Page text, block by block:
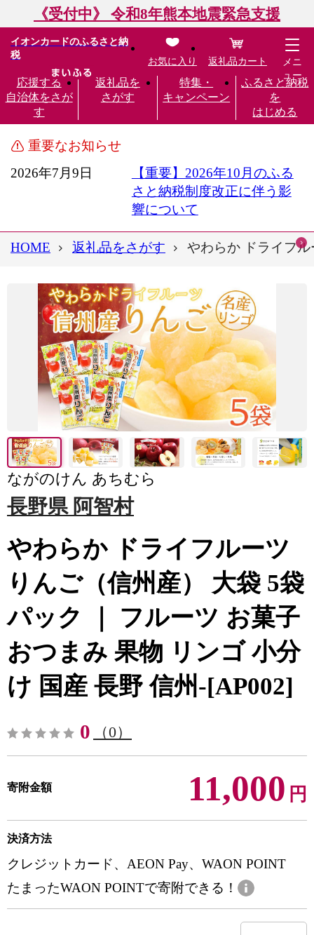
《受付中》 令和8年熊本地震緊急支援
イオンカードのふるさと納
税
応援する
自治体をさが
す
返礼品を
さがす
特集・
キャンペーン
ふるさと納税
を
はじめる
お気に入り 返礼品カート
メニ
ュー
重要なお知らせ
2026年7月9日
【重要】2026年10月のふる
さと納税制度改正に伴う影
響について
HOME 返礼品をさがす やわらか ドライフ
ながのけん あちむら
長野県 阿智村
やわらか ドライフルーツ
りんご（信州産） 大袋 5袋
パック ｜ フルーツ お菓子
おつまみ 果物 リンゴ 小分
け 国産 長野 信州-[AP002]
0 （0）
寄附金額 11,000 円
決済方法
クレジットカード、AEON Pay、WAON POINT
たまったWAON POINTで寄附できる！